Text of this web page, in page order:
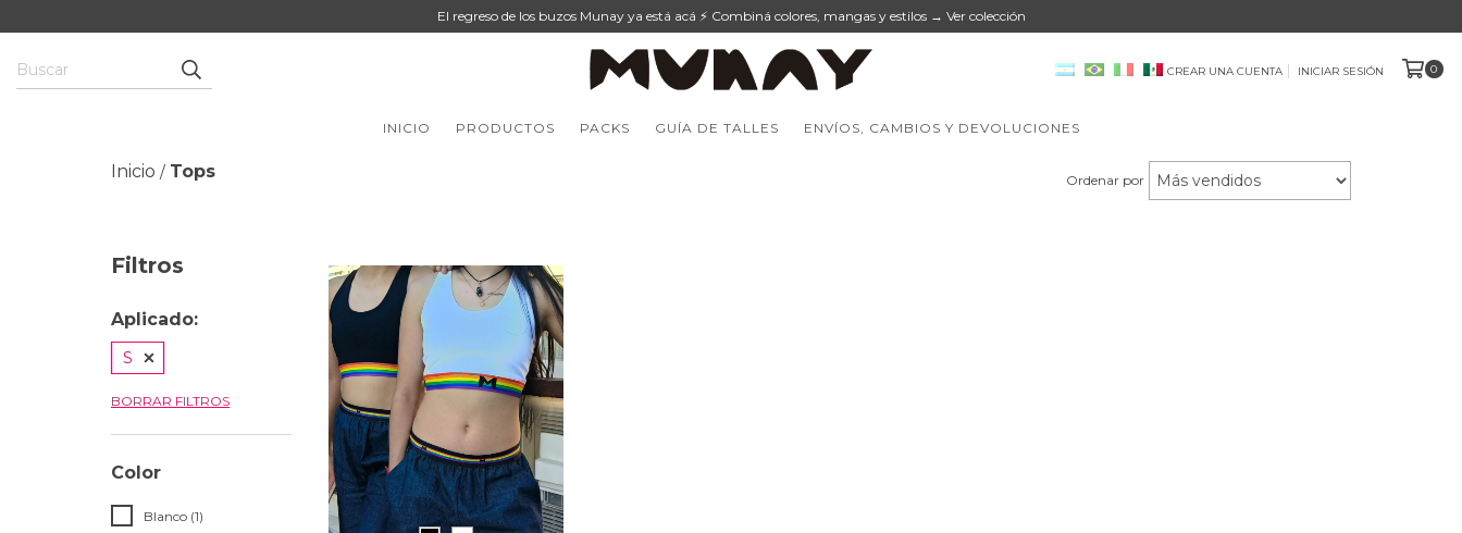
El regreso de los buzos Munay ya está acá ⚡ Combiná colores, mangas y estilos → Ver colección
CREAR UNA CUENTA INICIAR SESIÓN 0
INICIO PRODUCTOS PACKS GUÍA DE TALLES ENVÍOS, CAMBIOS Y DEVOLUCIONES
Inicio / Tops Ordenar por
Filtros
Aplicado:
S
BORRAR FILTROS
Color
Blanco (1)